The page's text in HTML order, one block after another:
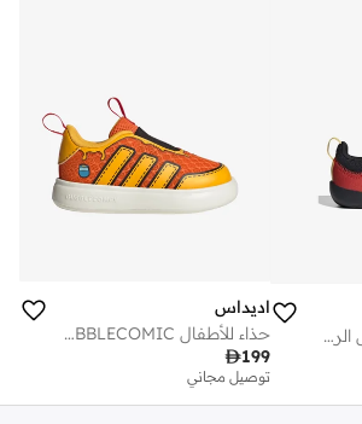
مونوفيت ميكي للأطفال الرضع
اديداس
حذاء للأطفال ADIDAS DISNEY BUBBLECOMIC
199
توصيل مجاني